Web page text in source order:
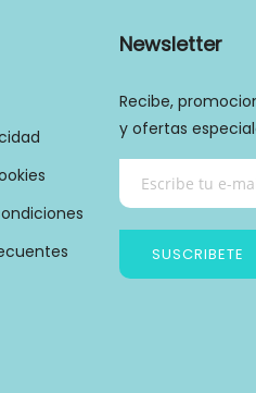
Newsletter
Recibe,
y ofertas
SUSCRIBETE